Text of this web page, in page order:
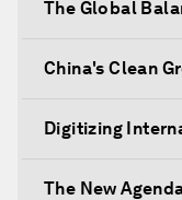
The Global
China's Clean
Digitizing
The New